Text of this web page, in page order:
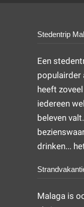
Stedentrip
Een
populairder
heeft
iedereen
beleven
drinken...
Malaga is